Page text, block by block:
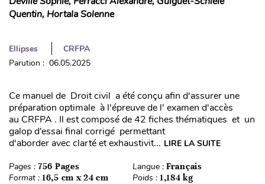
Quentin, Hortala Solenne
Ellipses
CRFPA
Parution : 06.05.2025
Ce manuel de Droit civil a été conçu afin d'assurer une
préparation optimale à l'épreuve de l' examen d'accès
au CRFPA . Il est composé de 42 fiches thématiques et un
galop d’essai final corrigé permettant
d'aborder avec clarté et exhaustivit... LIRE LA SUITE
Pages : 756 Pages Langue : Français
Format : 16,5 cm x 24 cm Poids : 1,184 kg